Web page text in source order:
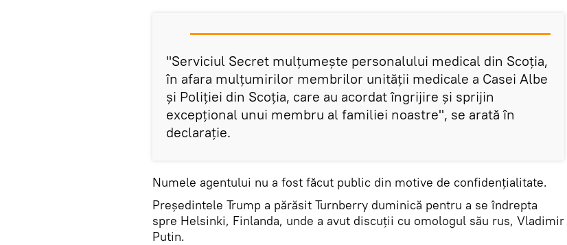
"Serviciul Secret mulțumește personalului medical din Scoția,
în afara mulțumirilor membrilor unității medicale a Casei Albe
și Poliției din Scoția, care au acordat îngrijire și sprijin
excepțional unui membru al familiei noastre", se arată în
declarație.
Numele agentului nu a fost făcut public din motive de confidențialitate.
Președintele Trump a părăsit Turnberry duminică pentru a se îndrepta
spre Helsinki, Finlanda, unde a avut discuții cu omologul său rus, Vladimir
Putin.